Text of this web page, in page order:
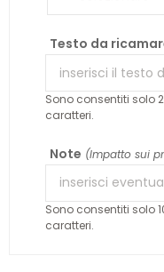
Testo da
Sono consentiti solo
caratteri.
Note (Impatto sui
Sono consentiti solo
caratteri.